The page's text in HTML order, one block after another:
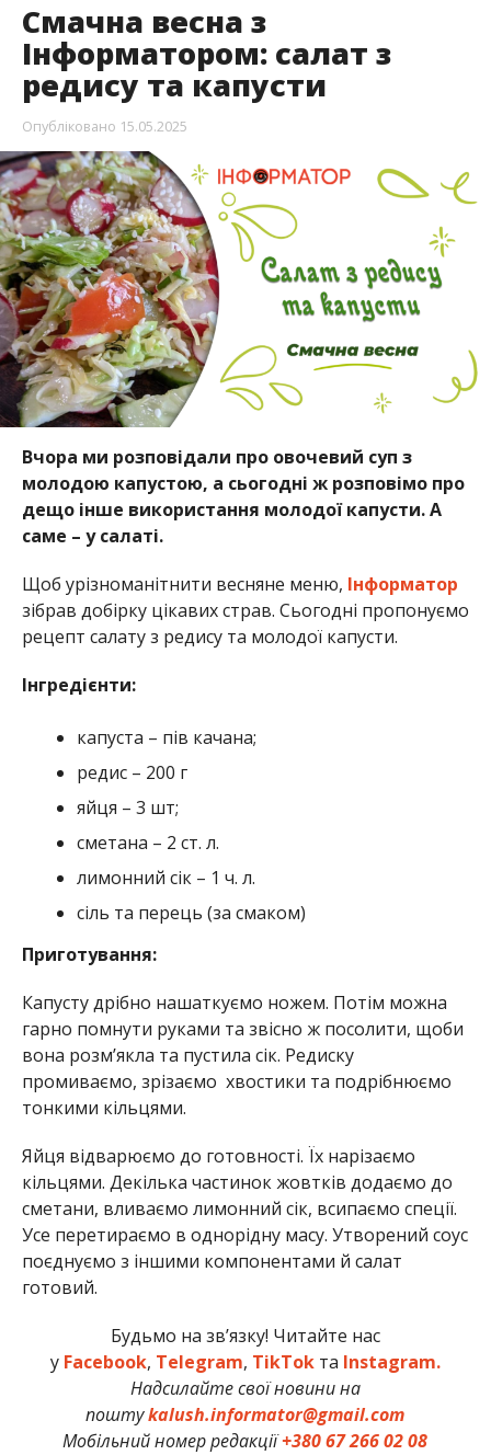
Смачна весна з
Інформатором: салат з
редису та капусти
Опубліковано 15.05.2025
Вчора ми розповідали про овочевий суп з
молодою капустою, а сьогодні ж розповімо про
дещо інше використання молодої капусти. А
саме – у салаті.
Щоб урізноманітнити весняне меню, Інформатор
зібрав добірку цікавих страв. Сьогодні пропонуємо
рецепт салату з редису та молодої капусти.
Інгредієнти:
капуста – пів качана;
редис – 200 г
яйця – 3 шт;
сметана – 2 ст. л.
лимонний сік – 1 ч. л.
сіль та перець (за смаком)
Приготування:
Капусту дрібно нашаткуємо ножем. Потім можна
гарно помнути руками та звісно ж посолити, щоби
вона розм’якла та пустила сік. Редиску
промиваємо, зрізаємо хвостики та подрібнюємо
тонкими кільцями.
Яйця відварюємо до готовності. Їх нарізаємо
кільцями. Декілька частинок жовтків додаємо до
сметани, вливаємо лимонний сік, всипаємо спеції.
Усе перетираємо в однорідну масу. Утворений соус
поєднуємо з іншими компонентами й салат
готовий.
Будьмо на зв’язку! Читайте нас
у Facebook, Telegram, TikTokта Instagram.
Надсилайте свої новини на
поштуkalush.informator@gmail.com
Мобільний номер редакції+380 67 266 02 08